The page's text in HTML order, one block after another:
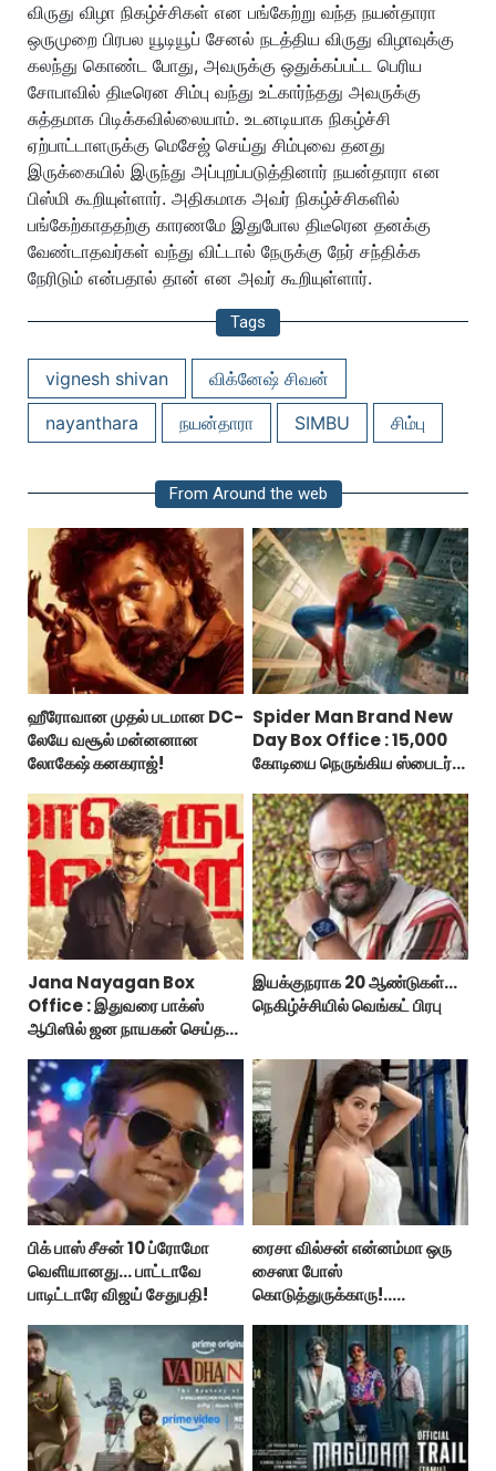
விருது விழா நிகழ்ச்சிகள் என பங்கேற்று வந்த நயன்தாரா
ஒருமுறை பிரபல யூடியூப் சேனல் நடத்திய விருது விழாவுக்கு
கலந்து கொண்ட போது, அவருக்கு ஒதுக்கப்பட்ட பெரிய
சோபாவில் திடீரென சிம்பு வந்து உட்கார்ந்தது அவருக்கு
சுத்தமாக பிடிக்கவில்லையாம். உடனடியாக நிகழ்ச்சி
ஏற்பாட்டாளருக்கு மெசேஜ் செய்து சிம்புவை தனது
இருக்கையில் இருந்து அப்புறப்படுத்தினார் நயன்தாரா என
பிஸ்மி கூறியுள்ளார். அதிகமாக அவர் நிகழ்ச்சிகளில்
பங்கேற்காததற்கு காரணமே இதுபோல திடீரென தனக்கு
வேண்டாதவர்கள் வந்து விட்டால் நேருக்கு நேர் சந்திக்க
நேரிடும் என்பதால் தான் என அவர் கூறியுள்ளார்.
Tags
vignesh shivan
விக்னேஷ் சிவன்
nayanthara
நயன்தாரா SIMBU சிம்பு
From Around the web
ஹீரோவான முதல் படமான DC-
லேயே வசூல் மன்னனான
லோகேஷ் கனகராஜ்!
Spider Man Brand New
Day Box Office : 15,000
கோடியை நெருங்கிய ஸ்பைடர்
Jana Nayagan Box
Office : இதுவரை பாக்ஸ்
ஆபிஸில் ஜன நாயகன் செய்த
இயக்குநராக 20 ஆண்டுகள்...
நெகிழ்ச்சியில் வெங்கட் பிரபு
பிக் பாஸ் சீசன் 10 ப்ரோமோ
வெளியானது... பாட்டாவே
பாடிட்டாரே விஜய் சேதுபதி!
ரைசா வில்சன் என்னம்மா ஒரு
சைஸா போஸ்
கொடுத்துருக்காரு!..